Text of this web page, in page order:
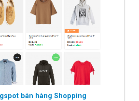
bán hàng Shopping